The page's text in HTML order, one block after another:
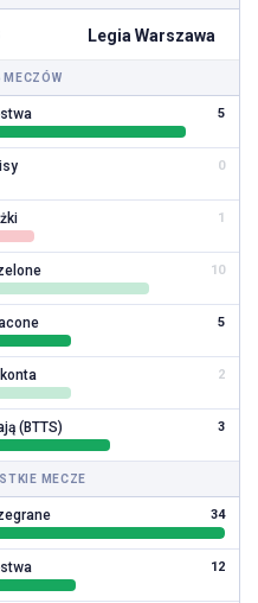
Legia Warszawa
MECZÓW
5
0
1
10
5
2
(BTTS) 3
MECZE
34
12